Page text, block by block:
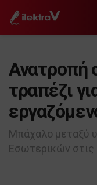
Ανατροπή
τραπέζι
Μπάχαλο μεταξύ
Εσωτερικών στις